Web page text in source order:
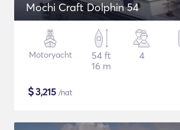
Mochi Craft Dolphin 54
Motoryacht
54 ft
16 m
4
$3,215 /nat